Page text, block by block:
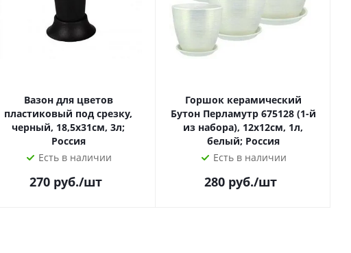
Вазон для цветов
пластиковый под срезку,
черный, 18,5х31см, 3л;
Россия
Есть в наличии
270 руб./шт
Горшок керамический
Бутон Перламутр 675128 (1-й
из набора), 12х12см, 1л,
белый; Россия
Есть в наличии
280 руб./шт